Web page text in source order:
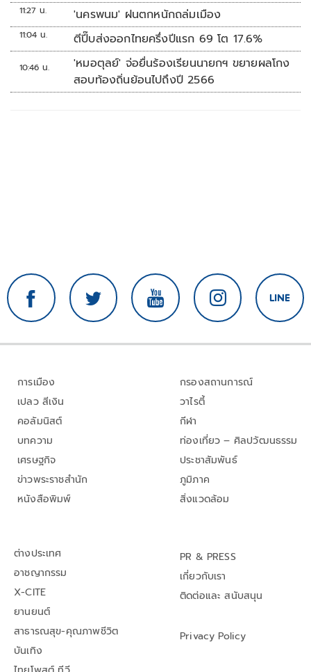
11:27 น. 'นครพนม' ฝนตกหนักถล่มเมือง
11:04 น. ตีปี๊บส่งออกไทยครึ่งปีแรก 69 โต 17.6%
10:46 น.
'หมอตุลย์' จ่อยื่นร้องเรียนนายกฯ ขยายผลโกง
สอบท้องถิ่นย้อนไปถึงปี 2566
การเมือง
เปลว สีเงิน
คอลัมนิสต์
บทความ
เศรษฐกิจ
ข่าวพระราชสำนัก
หนังสือพิมพ์
กรองสถานการณ์
วาไรตี้
กีฬา
ท่องเที่ยว – ศิลปวัฒนธรรม
ประชาสัมพันธ์
ภูมิภาค
สิ่งแวดล้อม
ต่างประเทศ
อาชญากรรม
X-CITE
ยานยนต์
สาธารณสุข-คุณภาพชีวิต
บันเทิง
PR & PRESS
เกี่ยวกับเรา
ติดต่อและ สนับสนุน
Privacy Policy